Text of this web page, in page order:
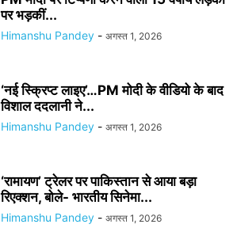
पर भड़कीं...
Himanshu Pandey - अगस्त 1, 2026
‘नई स्क्रिप्ट लाइए’…PM मोदी के वीडियो के बाद
विशाल ददलानी ने...
Himanshu Pandey - अगस्त 1, 2026
‘रामायण’ ट्रेलर पर पाकिस्तान से आया बड़ा
रिएक्शन, बोले- भारतीय सिनेमा...
Himanshu Pandey - अगस्त 1, 2026